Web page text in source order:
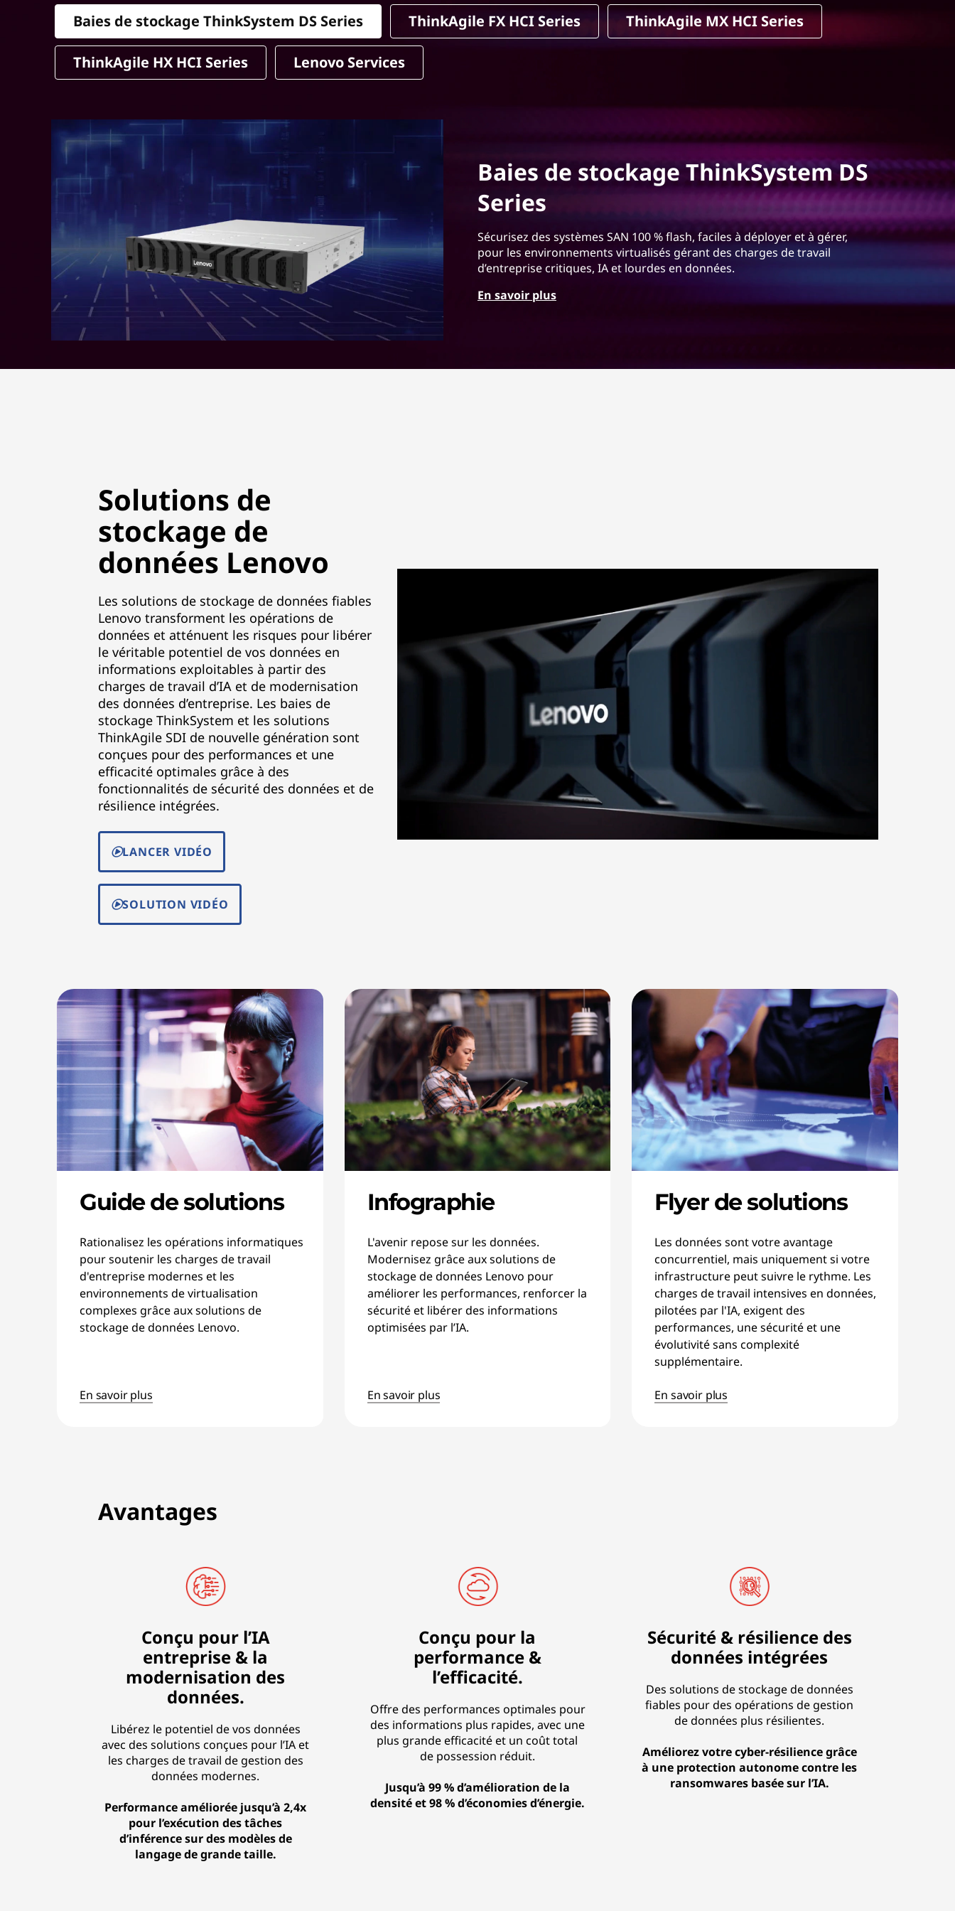
Baies de stockage ThinkSystem DS Series ThinkAgile FX HCI Series ThinkAgile MX HCI Series
ThinkAgile HX HCI Series Lenovo Services
Baies de stockage ThinkSystem DS
Series
Sécurisez des systèmes SAN 100 % flash, faciles à déployer et à gérer,
pour les environnements virtualisés gérant des charges de travail
d’entreprise critiques, IA et lourdes en données.
En savoir plus
Solutions de
stockage de
données Lenovo
Les solutions de stockage de données fiables
Lenovo transforment les opérations de
données et atténuent les risques pour libérer
le véritable potentiel de vos données en
informations exploitables à partir des
charges de travail d’IA et de modernisation
des données d’entreprise. Les baies de
stockage ThinkSystem et les solutions
ThinkAgile SDI de nouvelle génération sont
conçues pour des performances et une
efficacité optimales grâce à des
fonctionnalités de sécurité des données et de
résilience intégrées.
LANCER VIDÉO
SOLUTION VIDÉO
Guide de solutions
Rationalisez les opérations informatiques
pour soutenir les charges de travail
d'entreprise modernes et les
environnements de virtualisation
complexes grâce aux solutions de
stockage de données Lenovo.
En savoir plus
Infographie
L'avenir repose sur les données.
Modernisez grâce aux solutions de
stockage de données Lenovo pour
améliorer les performances, renforcer la
sécurité et libérer des informations
optimisées par l’IA.
En savoir plus
Flyer de solutions
Les données sont votre avantage
concurrentiel, mais uniquement si votre
infrastructure peut suivre le rythme. Les
charges de travail intensives en données,
pilotées par l'IA, exigent des
performances, une sécurité et une
évolutivité sans complexité
supplémentaire.
En savoir plus
Avantages
Conçu pour l’IA
entreprise & la
modernisation des
données.
Libérez le potentiel de vos données
avec des solutions conçues pour l’IA et
les charges de travail de gestion des
données modernes.
Performance améliorée jusqu’à 2,4x
pour l’exécution des tâches
d’inférence sur des modèles de
langage de grande taille.
Conçu pour la
performance &
l’efficacité.
Offre des performances optimales pour
des informations plus rapides, avec une
plus grande efficacité et un coût total
de possession réduit.
Jusqu’à 99 % d’amélioration de la
densité et 98 % d’économies d’énergie.
Sécurité & résilience des
données intégrées
Des solutions de stockage de données
fiables pour des opérations de gestion
de données plus résilientes.
Améliorez votre cyber-résilience grâce
à une protection autonome contre les
ransomwares basée sur l’IA.